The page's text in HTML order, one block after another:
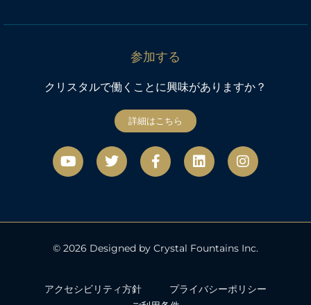
参加する
クリスタルで働くことに興味がありますか？
詳細はこちら
Y
o
u
b
ツ
イ
ッ
フ
ェ
イ
ッ
リ
ン
ク
イ
ン
ス
ラ
© 2026 Designed by Crystal Fountains Inc.
アクセシビリティ方針
プライバシーポリシー